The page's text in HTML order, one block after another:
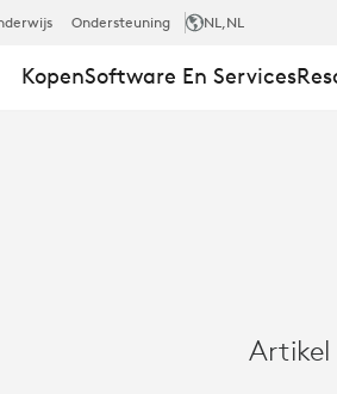
Ondersteuning NL,NL
KopenSoftware En Services
Artikel